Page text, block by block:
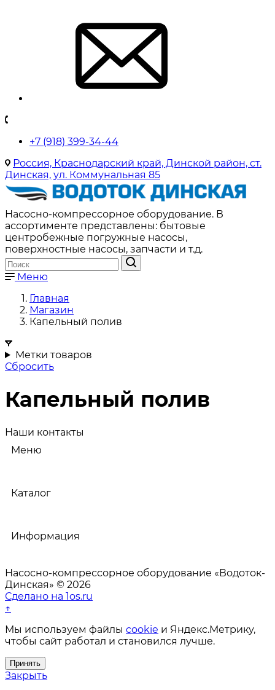
+7 (918) 399-34-44
Россия, Краснодарский край, Динской район, ст.
Динская, ул. Коммунальная 85
Насосно-компрессорное оборудование. В
ассортименте представлены: бытовые
центробежные погружные насосы,
поверхностные насосы, запчасти и т.д.
Меню
Главная
Магазин
Капельный полив
Метки товаров
Сбросить
Капельный полив
Наши контакты
Меню
Каталог
Информация
Насосно-компрессорное оборудование «Водоток-
Динская» © 2026
Сделано на 1os.ru
↑
Мы используем файлы cookie и Яндекс.Метрику,
чтобы сайт работал и становился лучше.
Принять
Закрыть